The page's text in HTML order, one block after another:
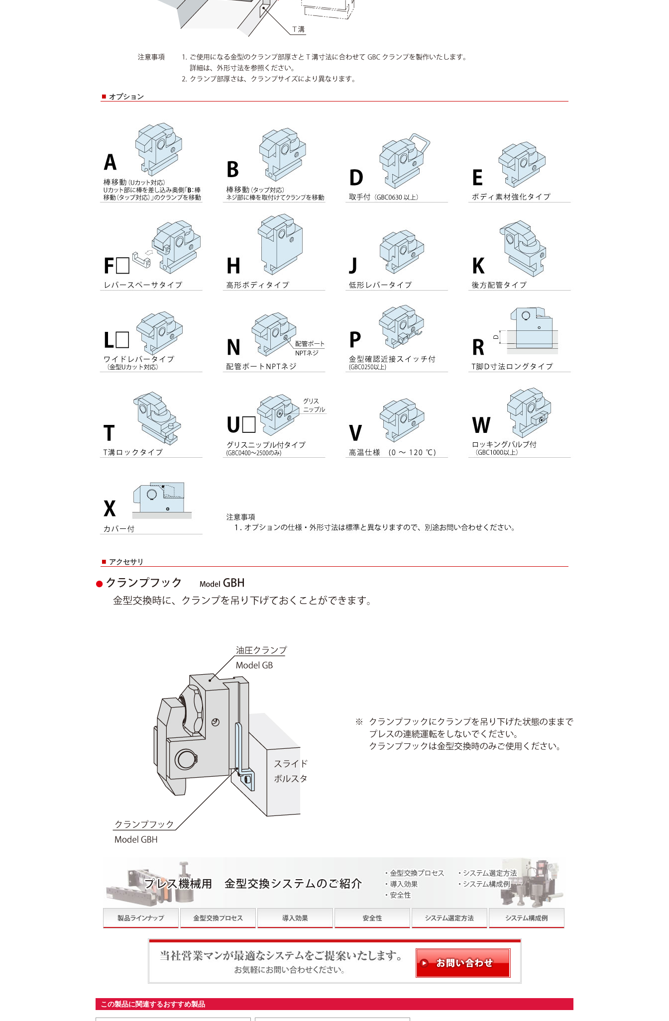
■ オプション
■ アクセサリ
この製品に関連するおすすめ製品